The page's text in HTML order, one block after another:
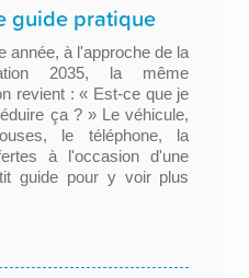
guide pratique
année, à l'approche de la
2035, la même
revient : « Est-ce que je
ça ? » Le véhicule,
le téléphone, la
à l'occasion d'une
guide pour y voir plus